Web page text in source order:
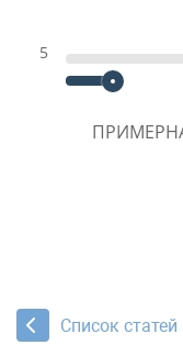
5
Список статей